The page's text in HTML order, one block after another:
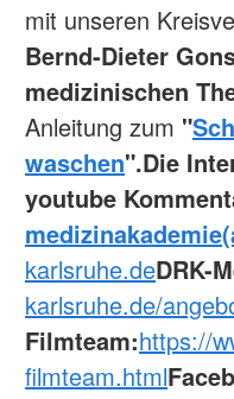
mit unseren
Bernd-Dieter
medizinischen
Anleitung zum "
waschen".Die
youtube
karlsruhe.deDRK-
karlsruhe.de/
Filmteam:https://
filmteam.html